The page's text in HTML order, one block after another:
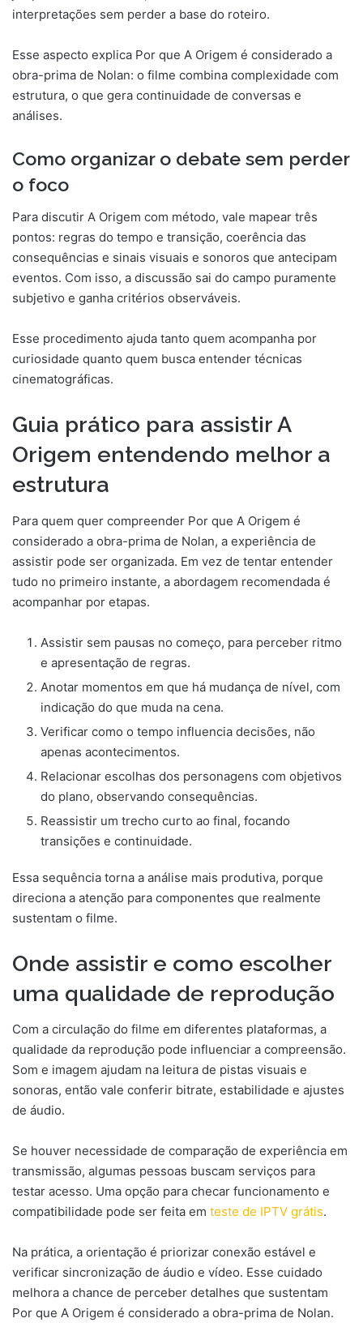
interpretações sem perder a base do roteiro.
Esse aspecto explica Por que A Origem é considerado a
obra-prima de Nolan: o filme combina complexidade com
estrutura, o que gera continuidade de conversas e
análises.
Como organizar o debate sem perder
o foco
Para discutir A Origem com método, vale mapear três
pontos: regras do tempo e transição, coerência das
consequências e sinais visuais e sonoros que antecipam
eventos. Com isso, a discussão sai do campo puramente
subjetivo e ganha critérios observáveis.
Esse procedimento ajuda tanto quem acompanha por
curiosidade quanto quem busca entender técnicas
cinematográficas.
Guia prático para assistir A
Origem entendendo melhor a
estrutura
Para quem quer compreender Por que A Origem é
considerado a obra-prima de Nolan, a experiência de
assistir pode ser organizada. Em vez de tentar entender
tudo no primeiro instante, a abordagem recomendada é
acompanhar por etapas.
Assistir sem pausas no começo, para perceber ritmo
e apresentação de regras.
Anotar momentos em que há mudança de nível, com
indicação do que muda na cena.
Verificar como o tempo influencia decisões, não
apenas acontecimentos.
Relacionar escolhas dos personagens com objetivos
do plano, observando consequências.
Reassistir um trecho curto ao final, focando
transições e continuidade.
Essa sequência torna a análise mais produtiva, porque
direciona a atenção para componentes que realmente
sustentam o filme.
Onde assistir e como escolher
uma qualidade de reprodução
Com a circulação do filme em diferentes plataformas, a
qualidade da reprodução pode influenciar a compreensão.
Som e imagem ajudam na leitura de pistas visuais e
sonoras, então vale conferir bitrate, estabilidade e ajustes
de áudio.
Se houver necessidade de comparação de experiência em
transmissão, algumas pessoas buscam serviços para
testar acesso. Uma opção para checar funcionamento e
compatibilidade pode ser feita em teste de IPTV grátis.
Na prática, a orientação é priorizar conexão estável e
verificar sincronização de áudio e vídeo. Esse cuidado
melhora a chance de perceber detalhes que sustentam
Por que A Origem é considerado a obra-prima de Nolan.